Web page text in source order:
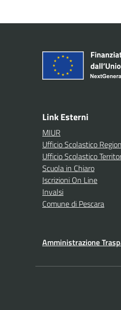
Link Esterni
MIUR
Ufficio Scolastico
Ufficio Scolastico
Scuola in Chiaro
Iscrizioni On Line
Invalsi
Comune di Pescara
Amministrazione